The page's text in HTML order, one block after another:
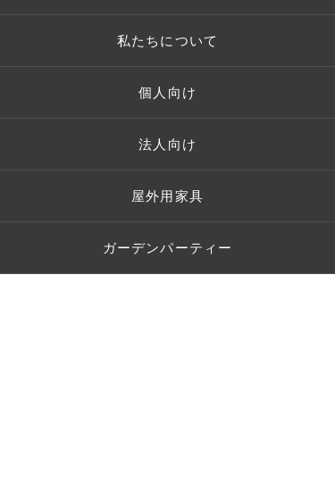
私たちについて
個人向け
法人向け
屋外用家具
ガーデンパーティー